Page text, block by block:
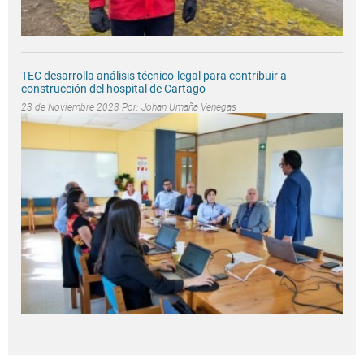
TEC desarrolla análisis técnico-legal para contribuir a
construcción del hospital de Cartago
23 de Noviembre 2023 Por: Johan Umaña Venegas